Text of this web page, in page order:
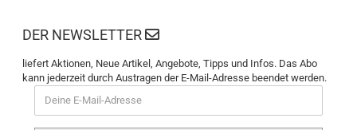
DER NEWSLETTER
liefert Aktionen, Neue Artikel, Angebote, Tipps und Infos. Das Abo
kann jederzeit durch Austragen der E-Mail-Adresse beendet werden.